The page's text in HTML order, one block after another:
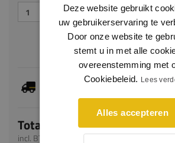
Je hebt gekozen voor maatwerk,
Totaal
incl. BTW
Deze website gebruikt
uw gebruikerservaring te
Door onze website te
stemt u in met alle
overeenstemming met
Cookiebeleid. Lees
Alles accepteren